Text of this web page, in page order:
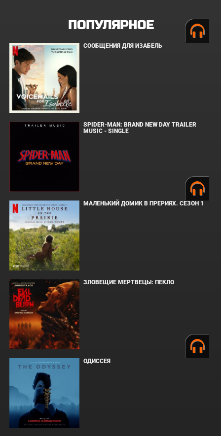
ПОПУЛЯРНОЕ
СООБЩЕНИЯ ДЛЯ ИЗАБЕЛЬ
SPIDER-MAN: BRAND NEW DAY TRAILER
MUSIC - SINGLE
МАЛЕНЬКИЙ ДОМИК В ПРЕРИЯХ. СЕЗОН 1
ЗЛОВЕЩИЕ МЕРТВЕЦЫ: ПЕКЛО
ОДИССЕЯ